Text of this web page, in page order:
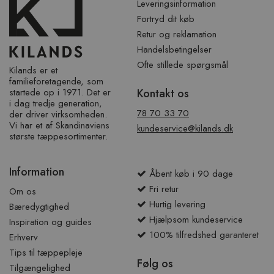
Kilands er et
familieforetagende, som
startede op i 1971. Det er
i dag tredje generation,
der driver virksomheden.
Vi har et af ​​Skandinaviens
største tæppesortimenter.
Leveringsinformation
Fortryd dit køb
Retur og reklamation
Handelsbetingelser
Ofte stillede spørgsmål
Kontakt os
78 70 33 70
kundeservice@kilands.dk
Information
Om os
Bæredygtighed
Inspiration og guides
Erhverv
Tips til tæppepleje
Tilgængelighed
Åbent køb i 90 dage
Fri retur
Hurtig levering
Hjælpsom kundeservice
100% tilfredshed garanteret
Følg os